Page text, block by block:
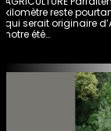
kilomètre reste
qui serait originaire
notre été…